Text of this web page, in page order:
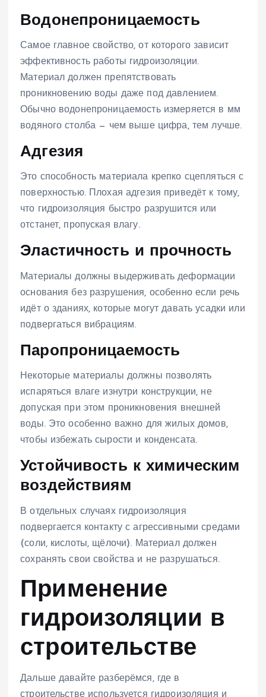
Водонепроницаемость
Самое главное свойство, от которого зависит
эффективность работы гидроизоляции.
Материал должен препятствовать
проникновению воды даже под давлением.
Обычно водонепроницаемость измеряется в мм
водяного столба — чем выше цифра, тем лучше.
Адгезия
Это способность материала крепко сцепляться с
поверхностью. Плохая адгезия приведёт к тому,
что гидроизоляция быстро разрушится или
отстанет, пропуская влагу.
Эластичность и прочность
Материалы должны выдерживать деформации
основания без разрушения, особенно если речь
идёт о зданиях, которые могут давать усадки или
подвергаться вибрациям.
Паропроницаемость
Некоторые материалы должны позволять
испаряться влаге изнутри конструкции, не
допуская при этом проникновения внешней
воды. Это особенно важно для жилых домов,
чтобы избежать сырости и конденсата.
Устойчивость к химическим
воздействиям
В отдельных случаях гидроизоляция
подвергается контакту с агрессивными средами
(соли, кислоты, щёлочи). Материал должен
сохранять свои свойства и не разрушаться.
Применение
гидроизоляции в
строительстве
Дальше давайте разберёмся, где в
строительстве используется гидроизоляция и